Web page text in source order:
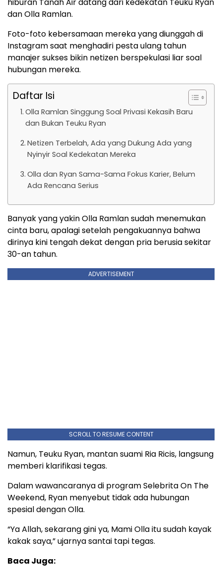
dan Olla Ramlan.
Foto-foto kebersamaan mereka yang diunggah di
Instagram saat menghadiri pesta ulang tahun
manajer sukses bikin netizen berspekulasi liar soal
hubungan mereka.
Daftar Isi
Olla Ramlan Singgung Soal Privasi Kekasih Baru
dan Bukan Teuku Ryan
Netizen Terbelah, Ada yang Dukung Ada yang
Nyinyir Soal Kedekatan Mereka
Olla dan Ryan Sama-Sama Fokus Karier, Belum
Ada Rencana Serius
Banyak yang yakin Olla Ramlan sudah menemukan
cinta baru, apalagi setelah pengakuannya bahwa
dirinya kini tengah dekat dengan pria berusia sekitar
30-an tahun.
ADVERTISEMENT
SCROLL TO RESUME CONTENT
Namun, Teuku Ryan, mantan suami Ria Ricis, langsung
memberi klarifikasi tegas.
Dalam wawancaranya di program Selebrita On The
Weekend, Ryan menyebut tidak ada hubungan
spesial dengan Olla.
“Ya Allah, sekarang gini ya, Mami Olla itu sudah kayak
kakak saya,” ujarnya santai tapi tegas.
Baca Juga: